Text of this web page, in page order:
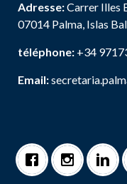
Adresse:Carrer Illes
07014 Palma, Islas
téléphone: +34
Email: